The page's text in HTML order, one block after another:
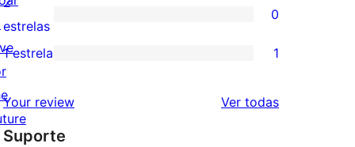
estrelas
com
3
estrela
0
avaliação
com
2
estrela
estrelas
0
com
1
1 estrela 1
Your review Ver todasavaliações
Suporte